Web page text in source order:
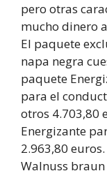
pero otras
mucho dinero
El paquete
napa negra
paquete
para el
otros 4.703,80
Energizante
2.963,80
Walnuss